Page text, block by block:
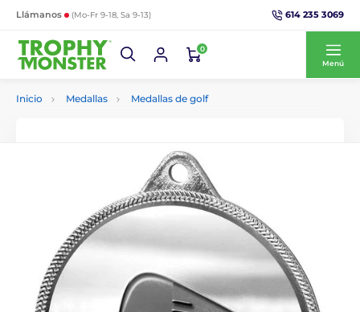
Llámanos (Mo-Fr 9-18, Sa 9-13) 614 235 3069
0
Menú
Inicio Medallas Medallas de golf